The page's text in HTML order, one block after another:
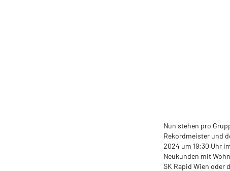
Nun stehen pro
Rekordmeister und
2024 um 19:30 Uhr
Neukunden mit
SK Rapid Wien oder